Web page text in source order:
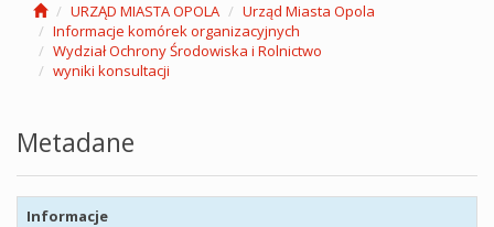
URZĄD MIASTA OPOLA
Urząd Miasta Opola
Informacje komórek organizacyjnych
Wydział Ochrony Środowiska i Rolnictwo
wyniki konsultacji
Metadane
Informacje